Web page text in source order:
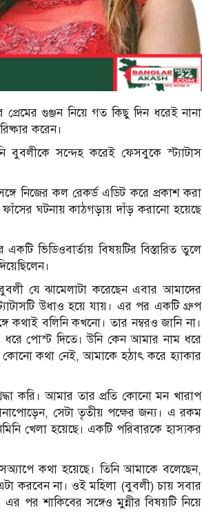
গুঞ্জন নিয়ে গত কিছু দিন ধরেই নানা
করেন।
বুবলীকে সন্দেহ করেই ফেসবুকে স্ট্যাটাস
নিজের কল রেকর্ড এডিট করে প্রকাশ করা
ঘটনায় কাঠগড়ায় দাঁড় করানো হয়েছে
ভিডিওবার্তায় বিষয়টির বিস্তারিত তুলে
যে ঝামেলাটা করেছেন এবার আমাদের
উধাও হয়ে যায়। এর পর একটি গ্রুপ
কথাই বলিনি কখনো। তার নম্বরও জানি না।
পোস্ট দিতে। উনি কেন আমার নাম ধরে
কথা নেই, আমাকে হঠাৎ করে হ্যাকার
করি। আমার তার প্রতি কোনো মন খারাপ
সেটা তৃতীয় পক্ষের জন্য। এ রকম
খেলা হয়েছে। একটি পরিবারকে হাস্যকর
কথা হয়েছে। তিনি আমাকে বলেছেন,
করবেন না। ওই মহিলা (বুবলী) চায় সবার
পর শাকিবের সঙ্গেও মুন্নীর বিষয়টি নিয়ে